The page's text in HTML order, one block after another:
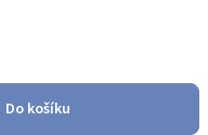
Do košíku